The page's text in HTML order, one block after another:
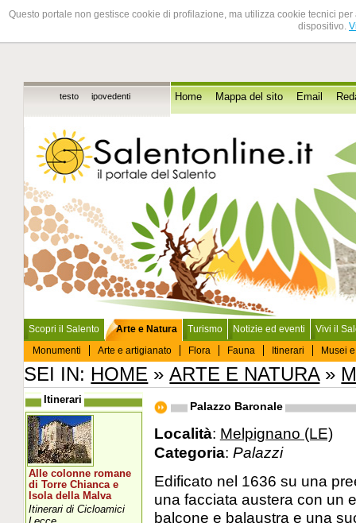
Questo portale non gestisce cookie di profilazione, ma utilizza cookie tecnici
dispositivo.
testo ipovedenti Home Mappa del sito Email
Scopri il Salento
Arte e Natura
Monumenti
Arte e artigianato Flora Fauna Itinerari Musei
Turismo Notizie ed eventi Vivi il
SEI IN: HOME »ARTE E NATURA»
Palazzo Baronale
Località: Melpignano (LE)
Categoria: Palazzi
Edificato nel 1636 su una
una facciata austera con un
balcone e balaustra e una
Itinerari
Alle colonne romane
di Torre Chianca e
Isola della Malva
Itinerari di Cicloamici
Lecce